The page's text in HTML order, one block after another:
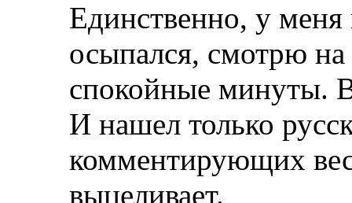
Единственно, у
осыпался, смотрю на
спокойные минуты.
И нашел только
комментирующих
выцеливает.